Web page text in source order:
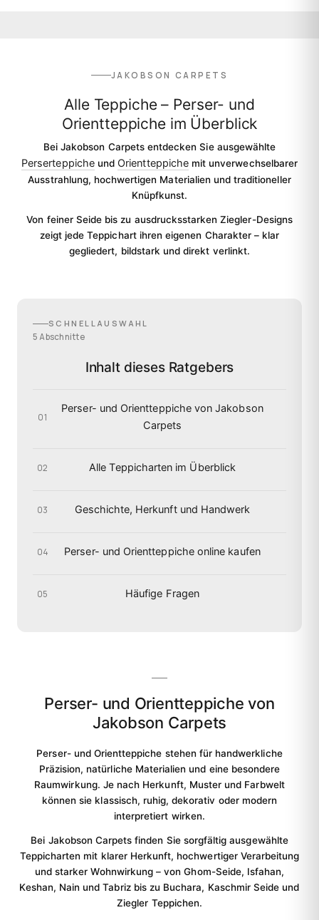
JAKOBSON CARPETS
Alle Teppiche – Perser- und
Orientteppiche im Überblick
Bei Jakobson Carpets entdecken Sie ausgewählte
Perserteppicheund Orientteppichemit unverwechselbarer
Ausstrahlung, hochwertigen Materialien und traditioneller
Knüpfkunst.
Von feiner Seide bis zu ausdrucksstarken Ziegler-Designs
zeigt jede Teppichart ihren eigenen Charakter – klar
gegliedert, bildstark und direkt verlinkt.
SCHNELLAUSWAHL
5 Abschnitte
Inhalt dieses Ratgebers
01
Perser- und Orientteppiche von Jakobson
Carpets
02 Alle Teppicharten im Überblick
03 Geschichte, Herkunft und Handwerk
04 Perser- und Orientteppiche online kaufen
05 Häufige Fragen
Perser- und Orientteppiche von
Jakobson Carpets
Perser- und Orientteppiche stehen für handwerkliche
Präzision, natürliche Materialien und eine besondere
Raumwirkung. Je nach Herkunft, Muster und Farbwelt
können sie klassisch, ruhig, dekorativ oder modern
interpretiert wirken.
Bei Jakobson Carpets finden Sie sorgfältig ausgewählte
Teppicharten mit klarer Herkunft, hochwertiger Verarbeitung
und starker Wohnwirkung – von Ghom-Seide, Isfahan,
Keshan, Nain und Tabriz bis zu Buchara, Kaschmir Seide und
Ziegler Teppichen.